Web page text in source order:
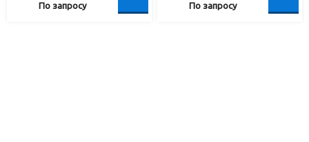
По запросу По запросу